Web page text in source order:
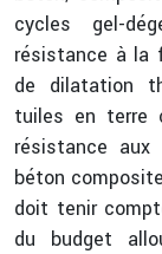
cycles gel-
résistance à la
de dilatation
tuiles en terre
résistance
béton
doit tenir
du budget